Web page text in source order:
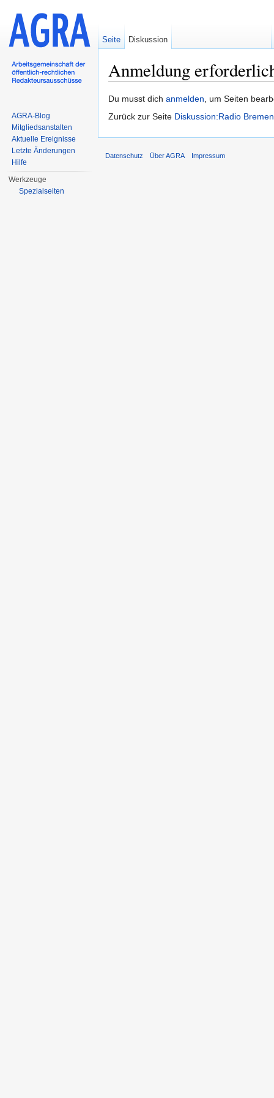
Anmeldung
Du musst dich anmelden, um Seiten
Zurück zur Seite Diskussion:Radio Bremen
Seite Diskussion
AGRA-Blog
Mitgliedsanstalten
Aktuelle Ereignisse
Letzte Änderungen
Hilfe
Werkzeuge
Spezialseiten
Datenschutz Über AGRA Impressum